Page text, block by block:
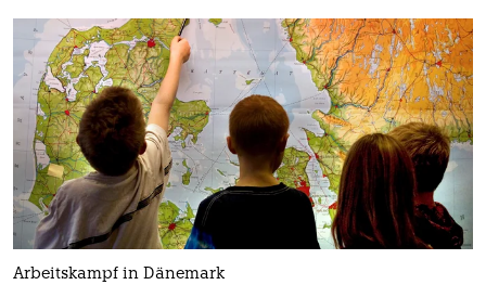
Arbeitskampf in Dänemark